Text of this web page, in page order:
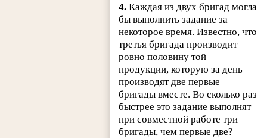
4. Каждая из двух бригад могла
бы выполнить задание за
некоторое время. Известно, что
третья бригада производит
ровно половину той
продукции, которую за день
производят две первые
бригады вместе. Во сколько раз
быстрее это задание выполнят
при совместной работе три
бригады, чем первые две?